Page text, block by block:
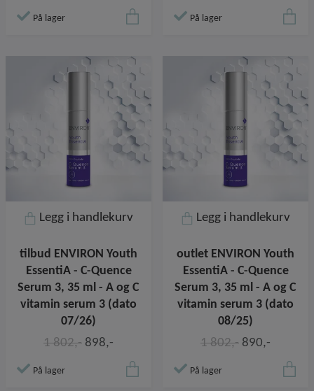
På lager På lager
Legg i handlekurv
tilbud ENVIRON Youth
EssentiA - C-Quence
Serum 3, 35 ml - A og C
vitamin serum 3 (dato
07/26)
1 802,- 898,-
På lager
Legg i handlekurv
outlet ENVIRON Youth
EssentiA - C-Quence
Serum 3, 35 ml - A og C
vitamin serum 3 (dato
08/25)
1 802,- 890,-
På lager